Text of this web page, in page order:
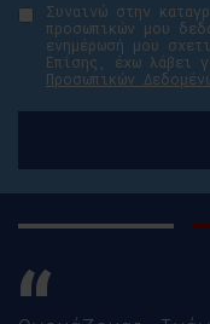
Συναινώ στην
προσωπικών μου
ενημέρωσή μου
Επίσης, έχω λάβει
Προσωπικών